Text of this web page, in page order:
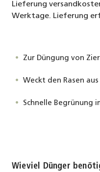
Zur Düngung von
Weckt den Rasen
Schnelle Begrünung
Lieferung
Werktage. Lieferung
Wieviel Dünger